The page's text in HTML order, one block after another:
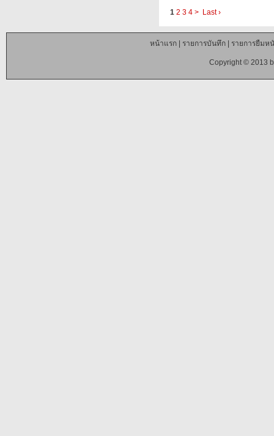
1 2 3 4 > Last ›
หน้าแรก| รายการบันทึก| รายการยืมห
Copyright © 2013